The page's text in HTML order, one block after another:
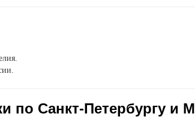
по Санкт-Петербургу и